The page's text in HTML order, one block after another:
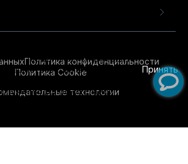
Политика конфиденциальности
Политика Cookie
технологии
Продолжая использовать
с использованием
дополнительной
Принять